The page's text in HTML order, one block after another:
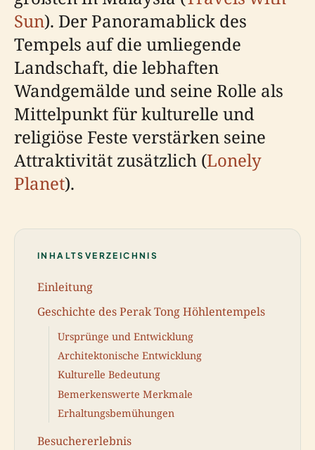
Sun). Der Panoramablick des
Tempels auf die umliegende
Landschaft, die lebhaften
Wandgemälde und seine Rolle als
Mittelpunkt für kulturelle und
religiöse Feste verstärken seine
Attraktivität zusätzlich (Lonely
Planet).
INHALTSVERZEICHNIS
Einleitung
Geschichte des Perak Tong Höhlentempels
Ursprünge und Entwicklung
Architektonische Entwicklung
Kulturelle Bedeutung
Bemerkenswerte Merkmale
Erhaltungsbemühungen
Besuchererlebnis